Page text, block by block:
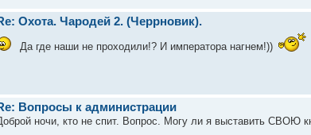
Охота. Чародей 2. (Черрновик).
Да где наши не проходили!? И императора нагнем!))
Вопросы к администрации
ночи, кто не спит. Вопрос. Могу ли я выставить СВОЮ